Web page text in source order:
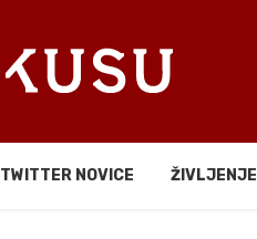
TWITTER NOVICE ŽIVLJENJE